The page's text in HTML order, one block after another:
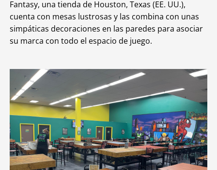
Fantasy, una tienda de Houston, Texas (EE. UU.),
cuenta con mesas lustrosas y las combina con unas
simpáticas decoraciones en las paredes para asociar
su marca con todo el espacio de juego.